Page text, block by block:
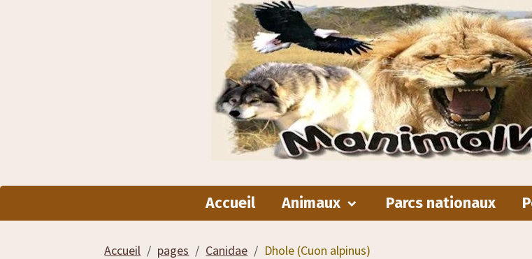
Accueil Animaux Parcs nationaux
Accueil pages Canidae Dhole (Cuon alpinus)